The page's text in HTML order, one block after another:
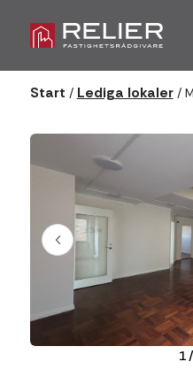
Start / Lediga lokaler/
1/